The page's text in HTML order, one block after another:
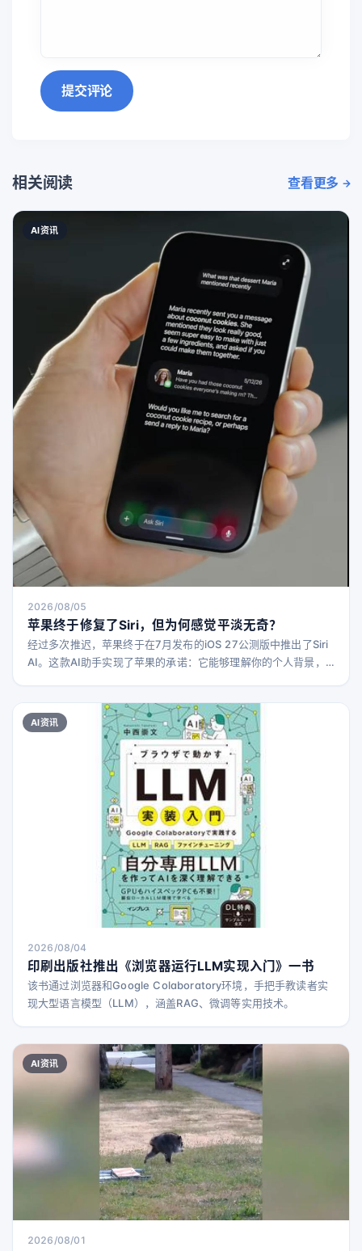
提交评论
相关阅读 查看更多
AI资讯
2026/08/05
苹果终于修复了Siri，但为何感觉平淡无奇？
经过多次推迟，苹果终于在7月发布的iOS 27公测版中推出了Siri
AI。这款AI助手实现了苹果的承诺：它能够理解你的个人背景，
功能完善且相当出色的AI助手，但它的到来已错过了让人感到新
颖和激动的时机。 事实上，在苹果拖延AI进展的这段时间里，AI
技术已经迅速发展。如今，AI工
AI资讯
2026/08/04
印刷出版社推出《浏览器运行LLM实现入门》一书
该书通过浏览器和Google Colaboratory环境，手把手教读者实
现大型语言模型（LLM），涵盖RAG、微调等实用技术。
AI资讯
2026/08/01